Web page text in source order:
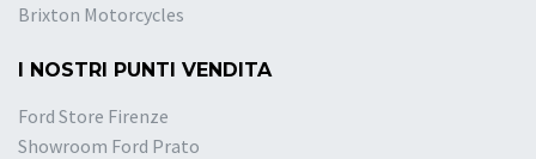
Brixton Motorcycles
I NOSTRI PUNTI VENDITA
Ford Store Firenze
Showroom Ford Prato